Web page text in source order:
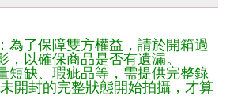
為了保障雙方權益，請於開箱過
，以確保商品是否有遺漏。
短缺、瑕疵品等，需提供完整錄
開封的完整狀態開始拍攝，才算